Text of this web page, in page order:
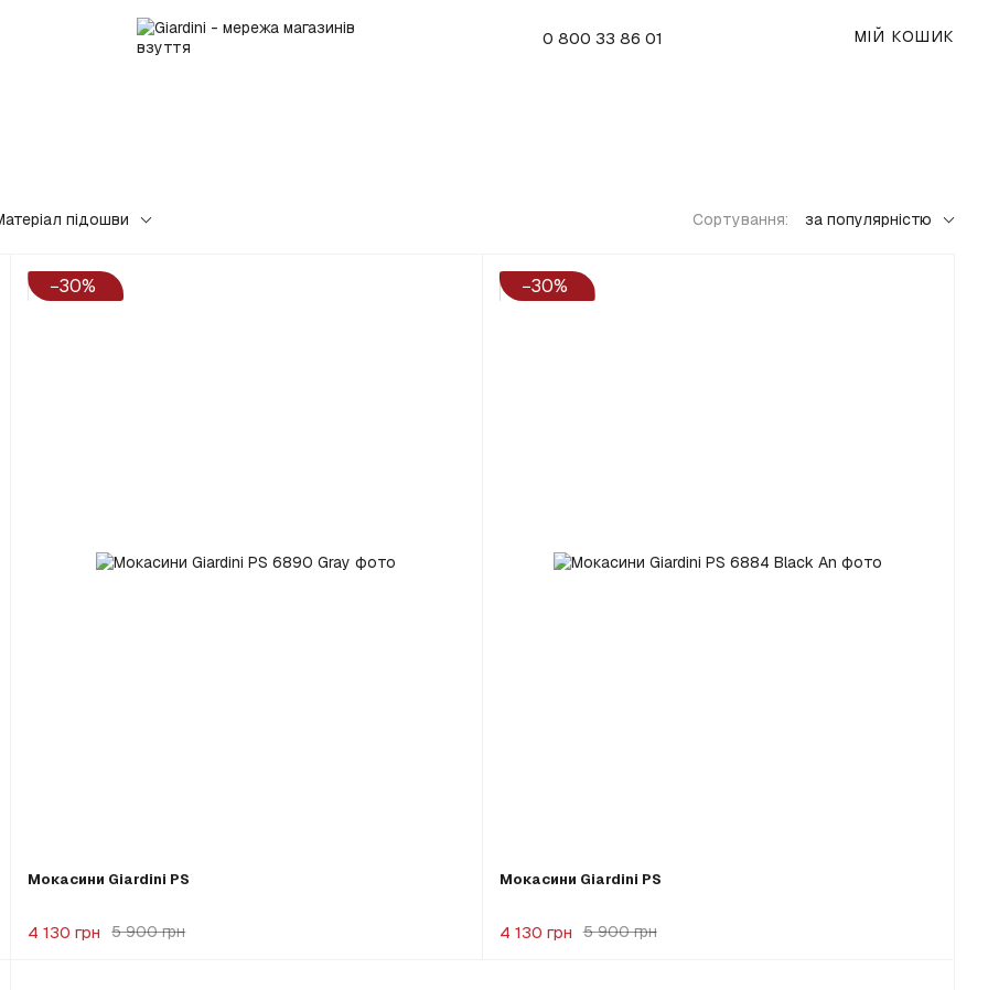
0 800 33 86 01 МІЙ КОШИК
підошви Сортування: за популярністю
−30%
Мокасини Giardini PS
5 900 грн
4 130 грн
−30%
Мокасини Giardini PS
5 900 грн
4 130 грн